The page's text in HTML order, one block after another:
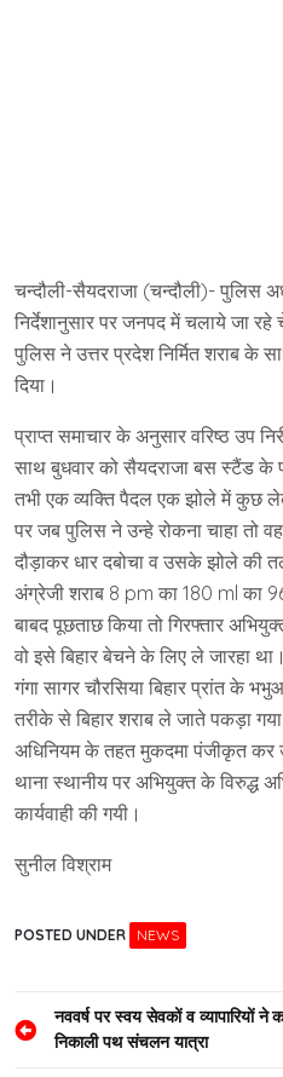
चन्दौली-सैयदराजा (चन्दौली)- पुलिस
निर्देशानुसार पर जनपद में चलाये जा
पुलिस ने उत्तर प्रदेश निर्मित शराब के
दिया।
प्राप्त समाचार के अनुसार वरिष्ठ उप
साथ बुधवार को सैयदराजा बस स्टैंड के
तभी एक व्यक्ति पैदल एक झोले में कुछ
पर जब पुलिस ने उन्हे रोकना चाहा तो
दौड़ाकर धार दबोचा व उसके झोले की
अंग्रेजी शराब 8 pm का 180 ml का
बाबद पूछताछ किया तो गिरफ्तार
वो इसे बिहार बेचने के लिए ले जारहा
गंगा सागर चौरसिया बिहार प्रांत के
तरीके से बिहार शराब ले जाते पकड़ा
अधिनियम के तहत मुकदमा पंजीकृत कर
थाना स्थानीय पर अभियुक्त के विरुद्ध
कार्यवाही की गयी।
सुनील विश्राम
POSTED UNDER NEWS
Post
navigation
नववर्ष पर स्वय सेवकों व व्यापारियों ने
निकाली पथ संचलन यात्रा